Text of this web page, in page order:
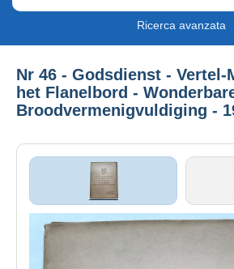
Ricerca avanzata
Nr 46 - Godsdienst - Vertel-
het Flanelbord -
Broodvermenigvuldiging -